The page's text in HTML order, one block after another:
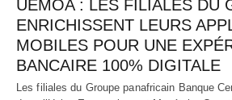
UEMOA : LES FILIALES DU
ENRICHISSENT LEURS
MOBILES POUR UNE
BANCAIRE 100% DIGITALE
Les filiales du Groupe panafricain Banque